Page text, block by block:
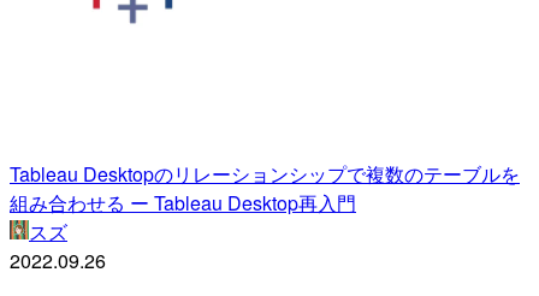
Tableau Desktopのリレーションシップで複数のテーブルを
組み合わせる ー Tableau Desktop再入門
スズ
2022.09.26